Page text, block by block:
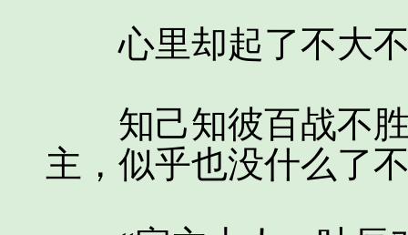
心里却起了不大不
知己知彼百战不胜
主，似乎也没什么了